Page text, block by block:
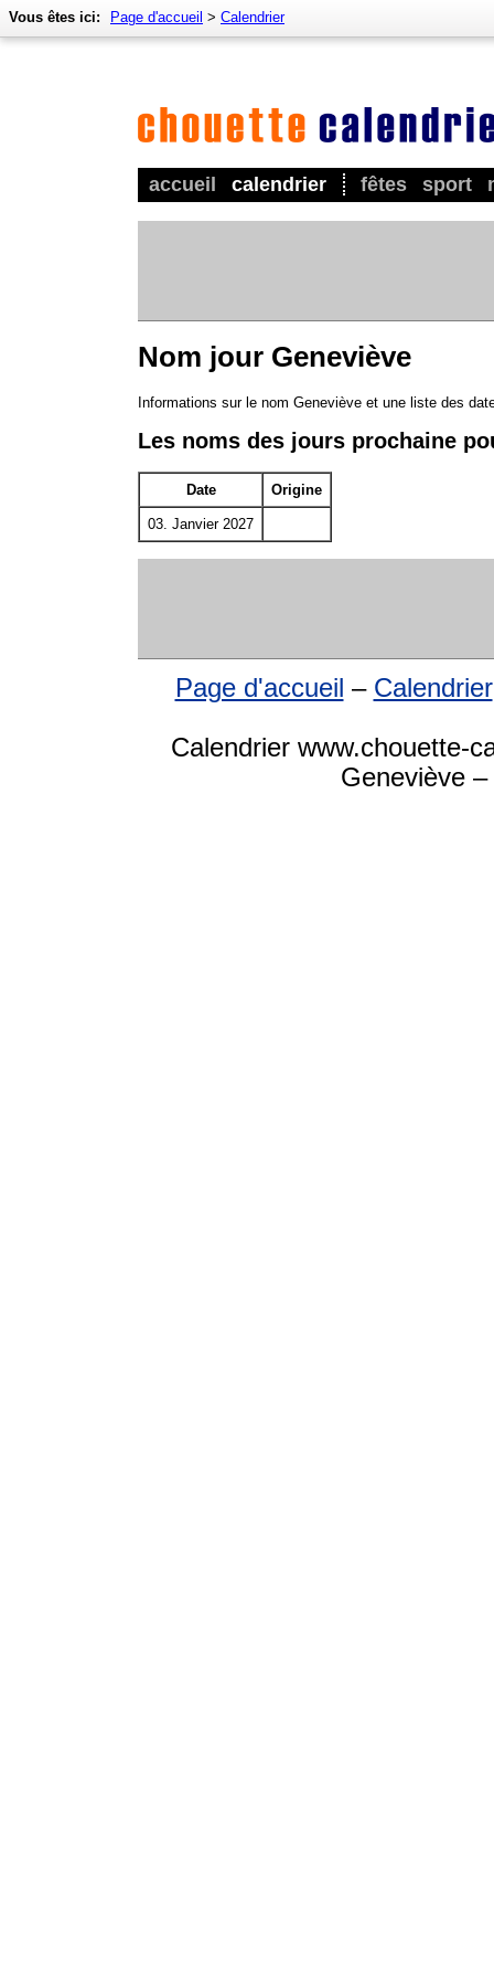
accueil calendrier fêtes sport
Vous êtes ici: Page d'accueil > Calendrier
Nom jour Geneviève
Informations sur le nom Geneviève et une liste des
Les noms des jours prochaine
Date Origine
03. Janvier 2027
Page d'accueil – Calendrier
Calendrier www.chouette-
Geneviève